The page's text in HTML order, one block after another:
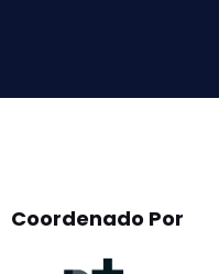
Coordenado Por